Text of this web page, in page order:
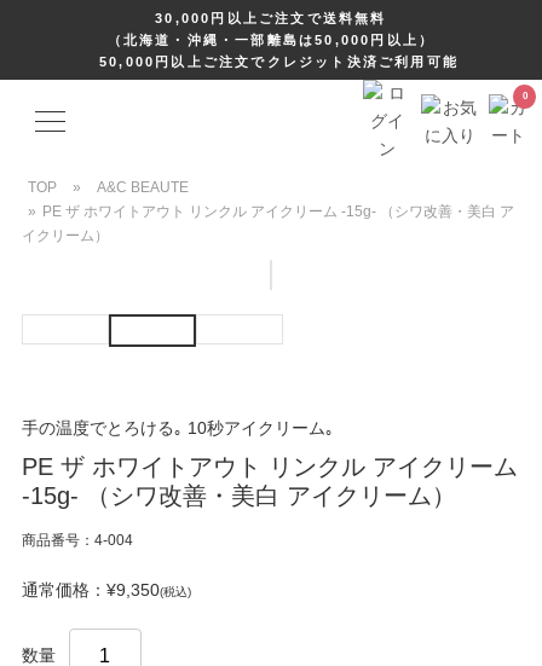
30,000円以上ご注文で送料無料
（北海道・沖縄・一部離島は50,000円以上）
50,000円以上ご注文でクレジット決済ご利用可能
TOP »
A&C BEAUTE
» PE ザ ホワイトアウト リンクル アイクリーム -15g- （シワ改善・美白 ア
イクリーム）
手の温度でとろける｡ 10秒アイクリーム｡
PE ザ ホワイトアウト リンクル アイクリーム
-15g- （シワ改善・美白 アイクリーム）
商品番号：4-004
通常価格：¥9,350(税込)
数量